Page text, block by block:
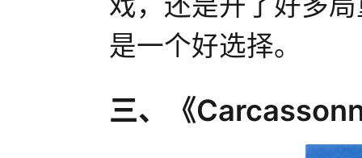
是一个好选择。
三、《